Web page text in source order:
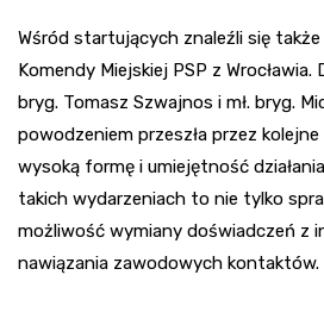
Wśród startujących znaleźli się
Komendy Miejskiej PSP z Wrocławia.
bryg. Tomasz Szwajnos i mł. bryg.
powodzeniem przeszła przez
wysoką formę i umiejętność
takich wydarzeniach to nie tylko
możliwość wymiany doświadczeń z
nawiązania zawodowych kontaktów.